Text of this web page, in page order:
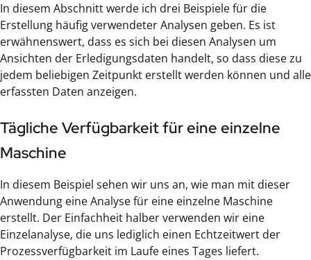
In diesem Abschnitt werde ich drei Beispiele für die
Erstellung häufig verwendeter Analysen geben. Es ist
erwähnenswert, dass es sich bei diesen Analysen um
Ansichten der Erledigungsdaten handelt, so dass diese zu
jedem beliebigen Zeitpunkt erstellt werden können und alle
erfassten Daten anzeigen.
Tägliche Verfügbarkeit für eine einzelne
Maschine
In diesem Beispiel sehen wir uns an, wie man mit dieser
Anwendung eine Analyse für eine einzelne Maschine
erstellt. Der Einfachheit halber verwenden wir eine
Einzelanalyse, die uns lediglich einen Echtzeitwert der
Prozessverfügbarkeit im Laufe eines Tages liefert.